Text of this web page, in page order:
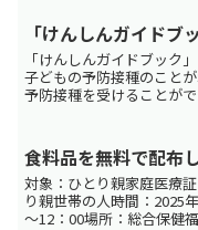
「けんしんガイド
「けんしんガイドブック
子どもの予防接種のこと
予防接種を受けることが
食料品を無料で配布
対象：ひとり親家庭医療
り親世帯の人時間：2025
～12：00場所：総合保健